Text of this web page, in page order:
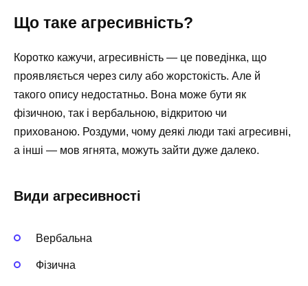
Що таке агресивність?
Коротко кажучи, агресивність — це поведінка, що
проявляється через силу або жорстокість. Але й
такого опису недостатньо. Вона може бути як
фізичною, так і вербальною, відкритою чи
прихованою. Роздуми, чому деякі люди такі агресивні,
а інші — мов ягнята, можуть зайти дуже далеко.
Види агресивності
Вербальна
Фізична